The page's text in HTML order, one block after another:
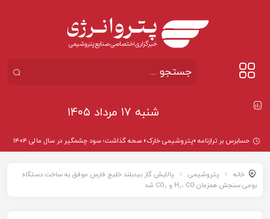
شنبه ۱۷ مرداد ۱۴۰۵
حسابرس بر ترازنامه «پتروشیمی خارک» صحه گذاشت؛ سود چشمگیر در سال مالی ۱۴۰۴
خانه پتروشیمی
پالایش گاز بیدبلند خلیج فارس موفق به ساخت دستگاه
بومی سنجش همزمان H₂، CO و CO₂ شد